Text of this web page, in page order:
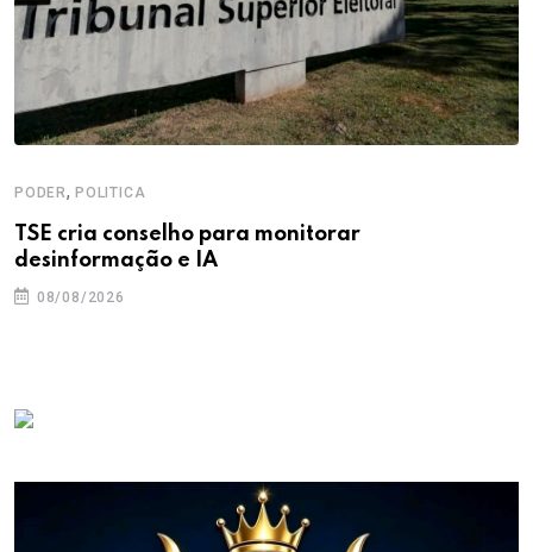
PODER, POLITICA
TSE cria conselho para monitorar
desinformação e IA
08/08/2026